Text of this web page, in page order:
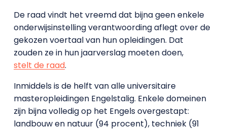
De raad vindt het vreemd dat bijna geen enkele
onderwijsinstelling verantwoording aflegt over de
gekozen voertaal van hun opleidingen. Dat
zouden ze in hun jaarverslag moeten doen,
stelt de raad.
Inmiddels is de helft van alle universitaire
masteropleidingen Engelstalig. Enkele domeinen
zijn bijna volledig op het Engels overgestapt:
landbouw en natuur (94 procent), techniek (91